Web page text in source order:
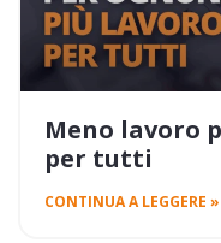
Meno lavoro
per tutti
CONTINUA A LEGGERE »